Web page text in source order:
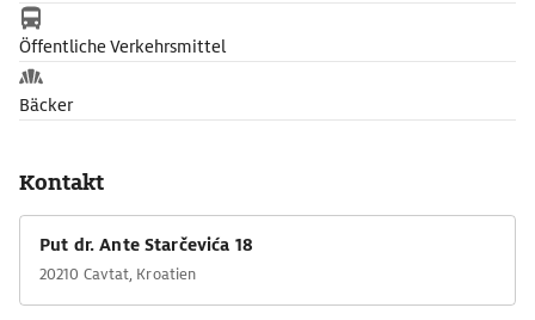
Öffentliche Verkehrsmittel
Bäcker
Kontakt
Put dr. Ante Starčevića 18
20210 Cavtat, Kroatien